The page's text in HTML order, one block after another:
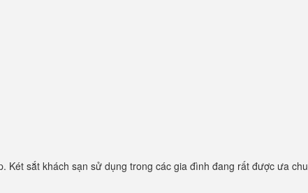
sắt khách sạn sử dụng trong các gia đình đang rất được ưa